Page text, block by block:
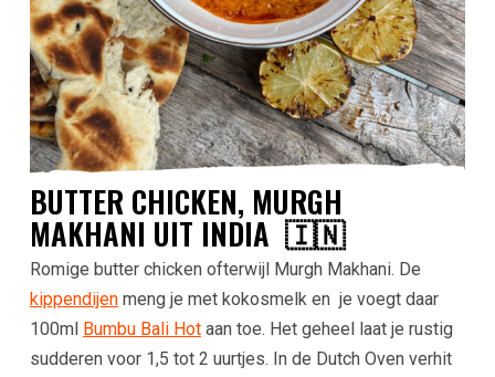
BUTTER CHICKEN, MURGH
MAKHANI UIT INDIA 🇮🇳
Romige butter chicken ofterwijl Murgh Makhani. De
kippendijenmeng je met kokosmelk en je voegt daar
100ml
Bumbu Bali Hotaan toe. Het geheel laat je rustig
sudderen voor 1,5 tot 2 uurtjes. In de Dutch Oven verhit